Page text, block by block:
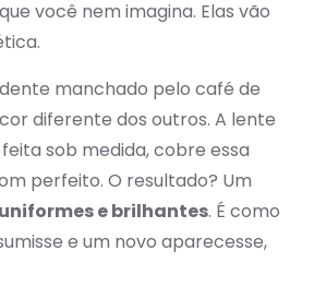
você nem imagina. Elas vão
manchado pelo café de
diferente dos outros. A lente
sob medida, cobre essa
perfeito. O resultado? Um
uniformes e brilhantes. É como
e um novo aparecesse,